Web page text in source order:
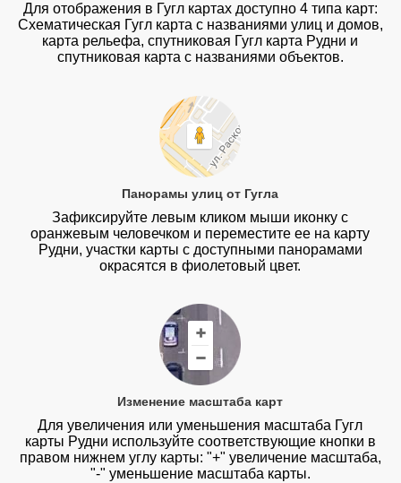
Для отображения в Гугл картах доступно 4 типа карт:
Схематическая Гугл карта с названиями улиц и домов,
карта рельефа, спутниковая Гугл карта Рудни и
спутниковая карта с названиями объектов.
Панорамы улиц от Гугла
Зафиксируйте левым кликом мыши иконку с
оранжевым человечком и переместите ее на карту
Рудни, участки карты с доступными панорамами
окрасятся в фиолетовый цвет.
Изменение масштаба карт
Для увеличения или уменьшения масштаба Гугл
карты Рудни используйте соответствующие кнопки в
правом нижнем углу карты: "+" увеличение масштаба,
"-" уменьшение масштаба карты.